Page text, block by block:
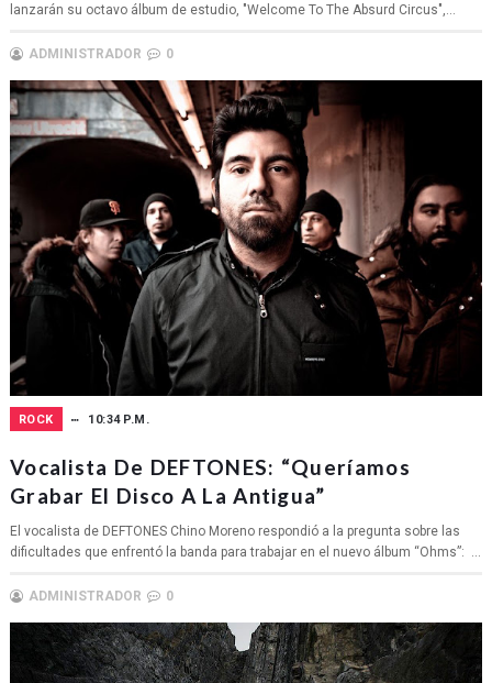
lanzarán su octavo álbum de estudio, "Welcome To The Absurd Circus",...
ADMINISTRADOR 0
ROCK 10:34 P.M.
Vocalista De DEFTONES: “Queríamos
Grabar El Disco A La Antigua”
El vocalista de DEFTONES Chino Moreno respondió a la pregunta sobre las
dificultades que enfrentó la banda para trabajar en el nuevo álbum “Ohms”: ...
ADMINISTRADOR 0